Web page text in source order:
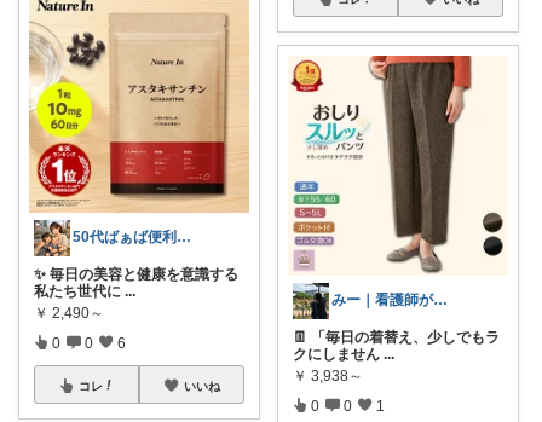
50代ばぁば便利ROOM
✨ 毎日の美容と健康を意識する
私たち世代に ...
￥ 2,490～
0 0 6
コレ いいね
みー｜看護師が選ぶ介護用品と暮らし
👖 「毎日の着替え、少しでもラ
クにしません ...
￥ 3,938～
0 0 1